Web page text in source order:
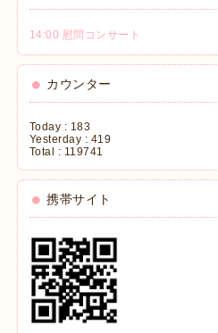
14:00 慰問コンサート
カウンター
Today : 183
Yesterday : 419
Total : 119741
携帯サイト